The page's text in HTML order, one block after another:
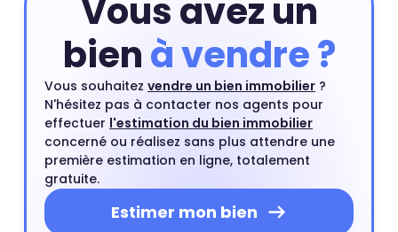
Vous avez un
bienà vendre ?
Vous souhaitez vendre un bien immobilier ?
N'hésitez pas à contacter nos agents pour
effectuer l'estimation du bien immobilier
concerné ou réalisez sans plus attendre une
première estimation en ligne, totalement
gratuite.
Estimer mon bien